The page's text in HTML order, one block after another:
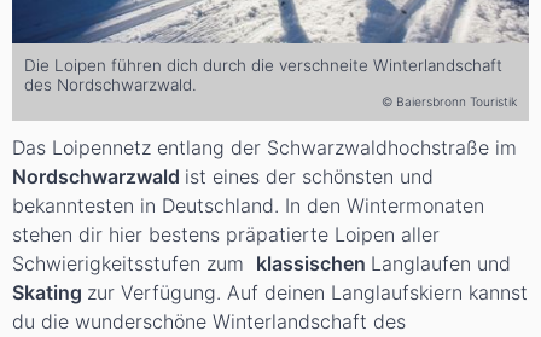
Die Loipen führen dich durch die verschneite Winterlandschaft
des Nordschwarzwald.
© Baiersbronn Touristik
Das Loipennetz entlang der Schwarzwaldhochstraße im
Nordschwarzwald ist eines der schönsten und
bekanntesten in Deutschland. In den Wintermonaten
stehen dir hier bestens präpatierte Loipen aller
Schwierigkeitsstufen zum klassischen Langlaufen und
Skating zur Verfügung. Auf deinen Langlaufskiern kannst
du die wunderschöne Winterlandschaft des